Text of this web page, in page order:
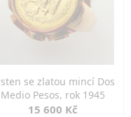
se zlatou mincí Dos
Medio Pesos, rok 1945
15 600 Kč